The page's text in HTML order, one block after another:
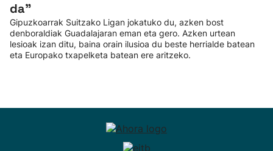
da”
Gipuzkoarrak Suitzako Ligan jokatuko du, azken bost
denboraldiak Guadalajaran eman eta gero. Azken urtean
lesioak izan ditu, baina orain ilusioa du beste herrialde batean
eta Europako txapelketa batean ere aritzeko.